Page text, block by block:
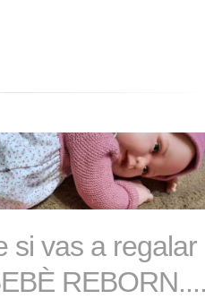
si vas a regalar